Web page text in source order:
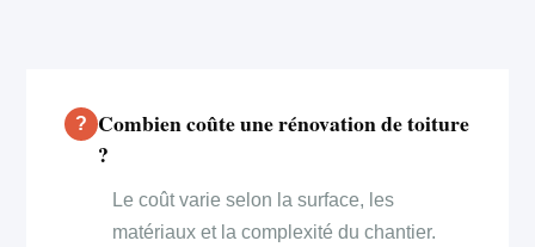
Combien coûte une rénovation de toiture
?
Le coût varie selon la surface, les
matériaux et la complexité du chantier.